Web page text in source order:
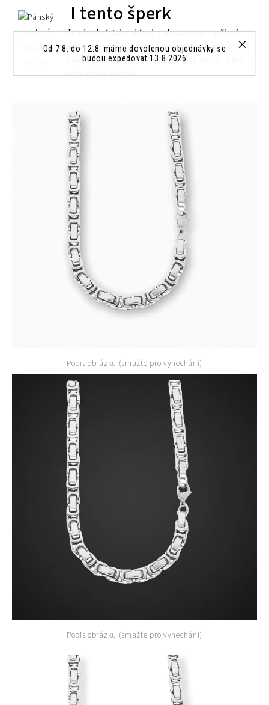
Od 7.8. do 12.8. máme dovolenou objednávky se
budou expedovat 13.8.2026
I tento šperk
Je vhodný jako dárek , dostanete v pěkné
dárkové krabičce, je z chirurgické oceli, má
pěkný design, pěkně doplní váš outfit, bude
Popis obrázku (smažte pro vynechání)
Popis obrázku (smažte pro vynechání)